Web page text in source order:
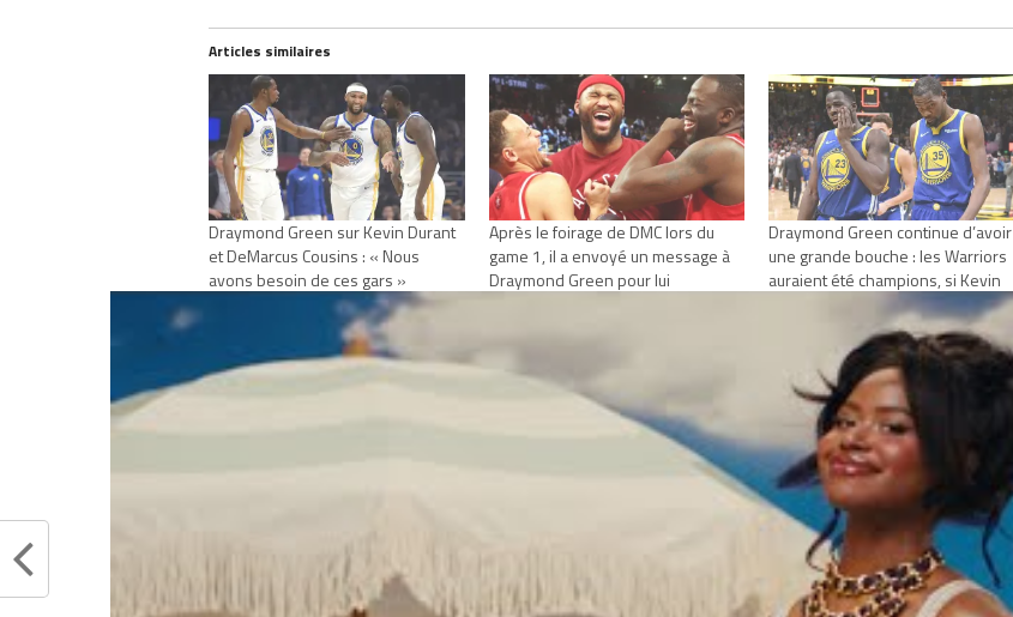
Articles similaires
Draymond Green sur Kevin Durant
et DeMarcus Cousins : « Nous
avons besoin de ces gars »
Après le foirage de DMC lors du
game 1, il a envoyé un message à
Draymond Green pour lui
Draymond Green continue d’avoir
une grande bouche : les Warriors
auraient été champions, si Kevin
Durant a été présent assure
avril 24, 2020
Dans "Actualités"
GOLDEN STATE WARRIORS